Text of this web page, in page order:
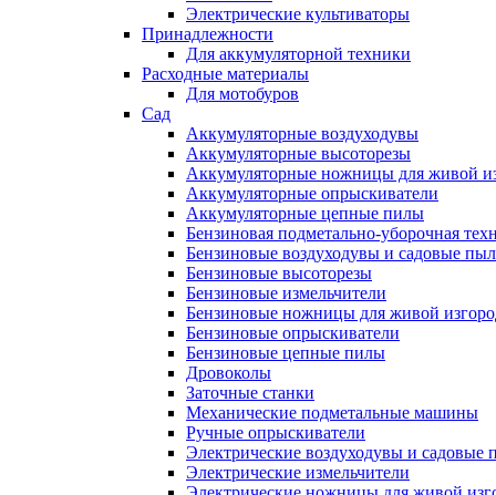
Электрические культиваторы
Принадлежности
Для аккумуляторной техники
Расходные материалы
Для мотобуров
Сад
Аккумуляторные воздуходувы
Аккумуляторные высоторезы
Аккумуляторные ножницы для живой
Аккумуляторные опрыскиватели
Аккумуляторные цепные пилы
Бензиновая подметально-уборочная
Бензиновые воздуходувы и садовые
Бензиновые высоторезы
Бензиновые измельчители
Бензиновые ножницы для живой
Бензиновые опрыскиватели
Бензиновые цепные пилы
Дровоколы
Заточные станки
Механические подметальные машины
Ручные опрыскиватели
Электрические воздуходувы и садовые
Электрические измельчители